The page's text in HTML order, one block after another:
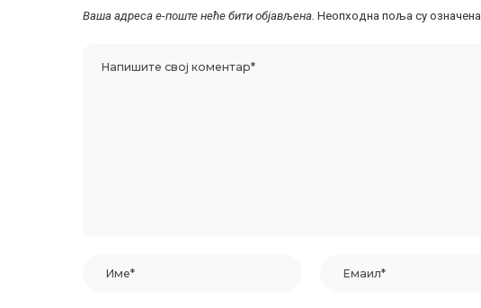
Ваша адреса е-поште неће бити објављена. Неопходна поља су означена